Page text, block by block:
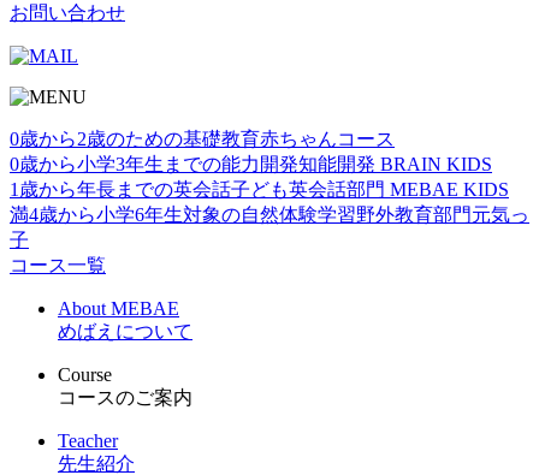
お問い合わせ
0歳から2歳のための基礎教育赤ちゃんコース
0歳から小学3年生までの能力開発知能開発 BRAIN KIDS
1歳から年⻑までの英会話子ども英会話部門 MEBAE KIDS
満4歳から小学6年生対象の自然体験学習野外教育部門元気っ
子
コース一覧
About MEBAE
めばえについて
Course
コースのご案内
Teacher
先生紹介